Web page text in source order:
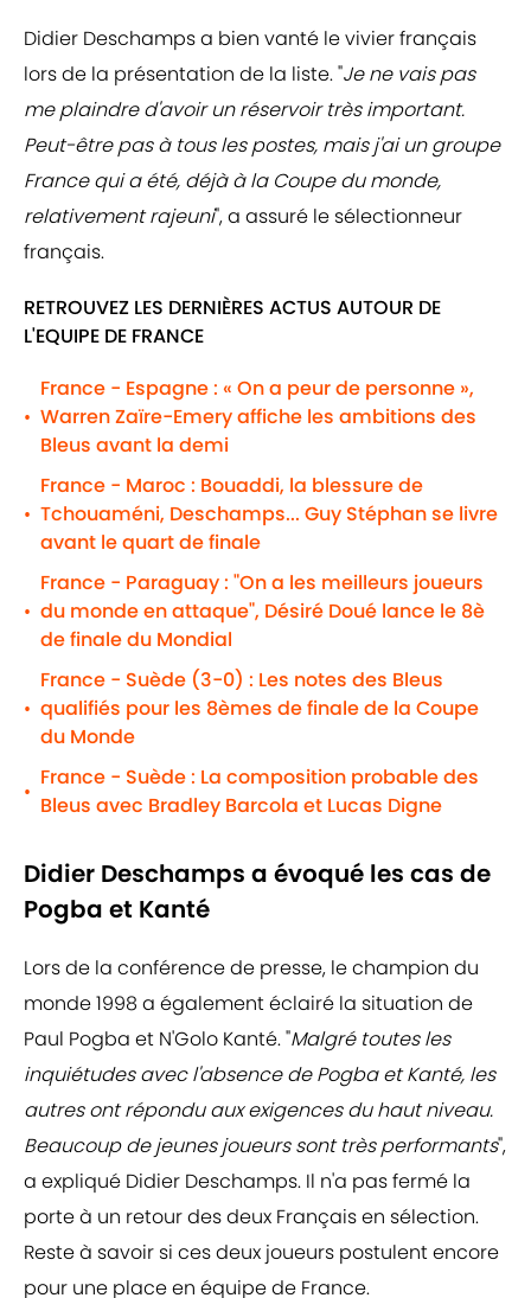
Didier Deschamps a bien vanté le vivier français
lors de la présentation de la liste. "Je ne vais pas
me plaindre d'avoir un réservoir très important.
Peut-être pas à tous les postes, mais j'ai un groupe
France qui a été, déjà à la Coupe du monde,
relativement rajeuni", a assuré le sélectionneur
français.
RETROUVEZ LES DERNIÈRES ACTUS AUTOUR DE
L'EQUIPE DE FRANCE
•
France - Espagne : « On a peur de personne »,
Warren Zaïre-Emery affiche les ambitions des
Bleus avant la demi
•
France - Maroc : Bouaddi, la blessure de
Tchouaméni, Deschamps... Guy Stéphan se livre
avant le quart de finale
•
France - Paraguay : "On a les meilleurs joueurs
du monde en attaque", Désiré Doué lance le 8è
de finale du Mondial
•
France - Suède (3-0) : Les notes des Bleus
qualifiés pour les 8èmes de finale de la Coupe
du Monde
•
France - Suède : La composition probable des
Bleus avec Bradley Barcola et Lucas Digne
Didier Deschamps a évoqué les cas de
Pogba et Kanté
Lors de la conférence de presse, le champion du
monde 1998 a également éclairé la situation de
Paul Pogba et N'Golo Kanté. "Malgré toutes les
inquiétudes avec l'absence de Pogba et Kanté, les
autres ont répondu aux exigences du haut niveau.
Beaucoup de jeunes joueurs sont très performants",
a expliqué Didier Deschamps. Il n'a pas fermé la
porte à un retour des deux Français en sélection.
Reste à savoir si ces deux joueurs postulent encore
pour une place en équipe de France.